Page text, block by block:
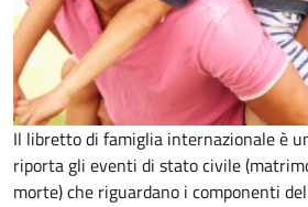
Il libretto di famiglia internazionale è
riporta gli eventi di stato civile
morte) che riguardano i componenti